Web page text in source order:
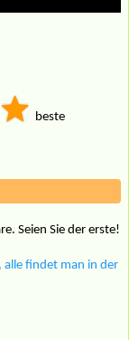
beste
Seien Sie der erste!
alle findet man in der